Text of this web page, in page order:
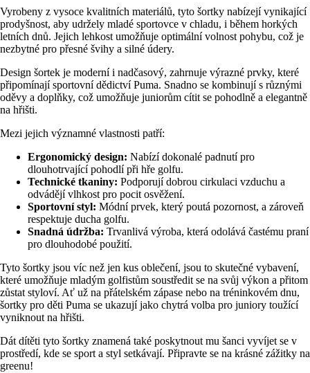
Vyrobeny z vysoce kvalitních materiálů, tyto šortky nabízejí vynikající
prodyšnost, aby udržely mladé sportovce v chladu, i během horkých
letních dnů. Jejich lehkost umožňuje optimální volnost pohybu, což je
nezbytné pro přesné švihy a silné údery.
Design šortek je moderní i nadčasový, zahrnuje výrazné prvky, které
připomínají sportovní dědictví Puma. Snadno se kombinují s různými
oděvy a doplňky, což umožňuje juniorům cítit se pohodlně a elegantně
na hřišti.
Mezi jejich významné vlastnosti patří:
Ergonomický design: Nabízí dokonalé padnutí pro
dlouhotrvající pohodlí při hře golfu.
Technické tkaniny: Podporují dobrou cirkulaci vzduchu a
odvádějí vlhkost pro pocit osvěžení.
Sportovní styl: Módní prvek, který poutá pozornost, a zároveň
respektuje ducha golfu.
Snadná údržba: Trvanlivá výroba, která odolává častému praní
pro dlouhodobé použití.
Tyto šortky jsou víc než jen kus oblečení, jsou to skutečné vybavení,
které umožňuje mladým golfistům soustředit se na svůj výkon a přitom
zůstat styloví. Ať už na přátelském zápase nebo na tréninkovém dnu,
šortky pro děti Puma se ukazují jako chytrá volba pro juniory toužící
vyniknout na hřišti.
Dát dítěti tyto šortky znamená také poskytnout mu šanci vyvíjet se v
prostředí, kde se sport a styl setkávají. Připravte se na krásné zážitky na
greenu!